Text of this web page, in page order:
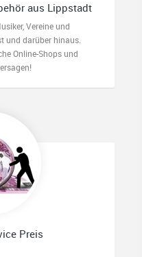
aus Lippstadt
Vereine und
und darüber hinaus.
Online-Shops und
Preis